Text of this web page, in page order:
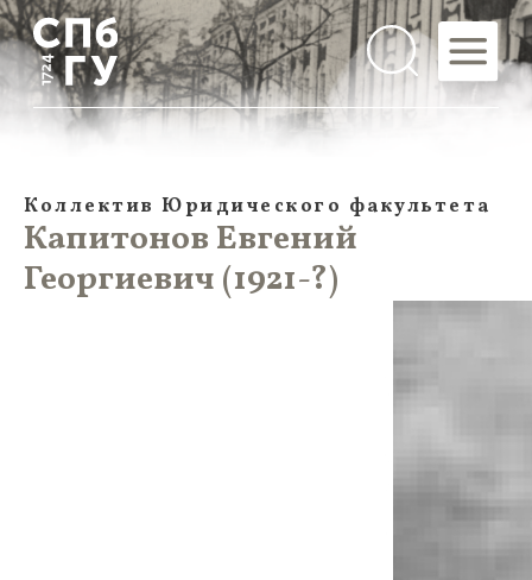
Коллектив Юридического факультета
Капитонов Евгений
Георгиевич (1921-?)